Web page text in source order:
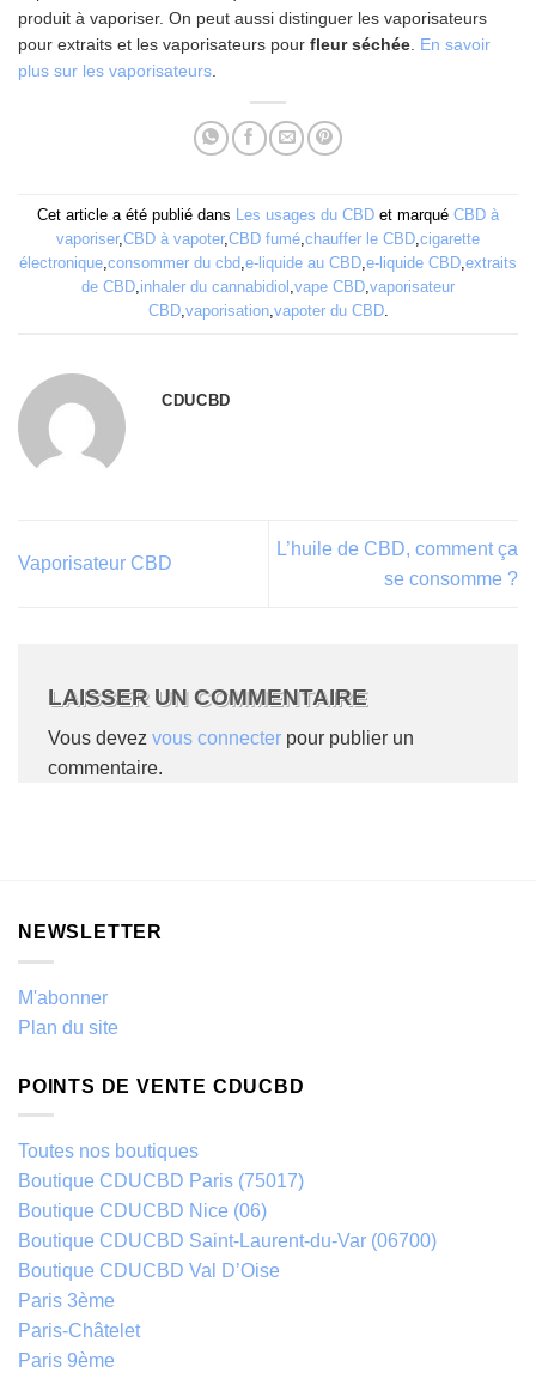
produit à vaporiser. On peut aussi distinguer les vaporisateurs
pour extraits et les vaporisateurs pour fleur séchée En savoir
plus sur les vaporisateurs
Cet article a été publié dans Les usages du CBD et marqué CBD à
vaporiser, CBD à vapoter, CBD fumé chauffer le CBD cigarette
électronique consommer du cbd e-liquide au CBD e-liquide CBD extraits
de CBD inhaler du cannabidiol vape CBD vaporisateur
CBD, vaporisation, vapoter du CBD.
CDUCBD
Vaporisateur CBD
L’huile de CBD, comment ça
se consomme ?
LAISSER UN COMMENTAIRE
Vous devez vous connecter pour publier un
commentaire.
NEWSLETTER
M'abonner
Plan du site
POINTS DE VENTE CDUCBD
Toutes nos boutiques
Boutique CDUCBD Paris (75017)
Boutique CDUCBD Nice (06)
Boutique CDUCBD Saint-Laurent-du-Var (06700)
Boutique CDUCBD Val D’Oise
Paris 3ème
Paris-Châtelet
Paris 9ème